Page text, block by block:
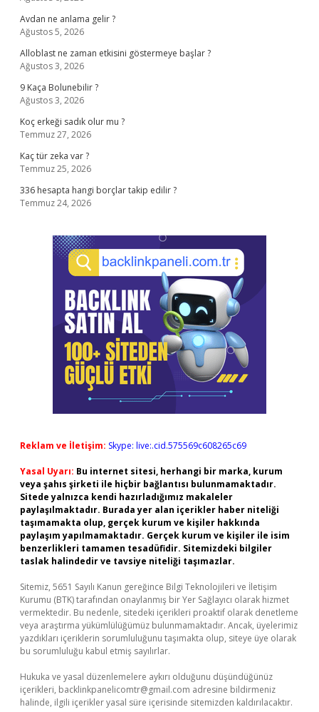
Avdan ne anlama gelir ?
Ağustos 5, 2026
Alloblast ne zaman etkisini göstermeye başlar ?
Ağustos 3, 2026
9 Kaça Bolunebilir ?
Ağustos 3, 2026
Koç erkeği sadık olur mu ?
Temmuz 27, 2026
Kaç tür zeka var ?
Temmuz 25, 2026
336 hesapta hangi borçlar takip edilir ?
Temmuz 24, 2026
Reklam ve İletişim: Skype: live:.cid.575569c608265c69
Yasal Uyarı: Bu internet sitesi, herhangi bir marka, kurum
veya şahıs şirketi ile hiçbir bağlantısı bulunmamaktadır.
Sitede yalnızca kendi hazırladığımız makaleler
paylaşılmaktadır. Burada yer alan içerikler haber niteliği
taşımamakta olup, gerçek kurum ve kişiler hakkında
paylaşım yapılmamaktadır. Gerçek kurum ve kişiler ile isim
benzerlikleri tamamen tesadüfidir. Sitemizdeki bilgiler
taslak halindedir ve tavsiye niteliği taşımazlar.
Sitemiz, 5651 Sayılı Kanun gereğince Bilgi Teknolojileri ve İletişim
Kurumu (BTK) tarafından onaylanmış bir Yer Sağlayıcı olarak hizmet
vermektedir. Bu nedenle, sitedeki içerikleri proaktif olarak denetleme
veya araştırma yükümlülüğümüz bulunmamaktadır. Ancak, üyelerimiz
yazdıkları içeriklerin sorumluluğunu taşımakta olup, siteye üye olarak
bu sorumluluğu kabul etmiş sayılırlar.
Hukuka ve yasal düzenlemelere aykırı olduğunu düşündüğünüz
içerikleri, backlinkpanelicomtr@gmail.com adresine bildirmeniz
halinde, ilgili içerikler yasal süre içerisinde sitemizden kaldırılacaktır.